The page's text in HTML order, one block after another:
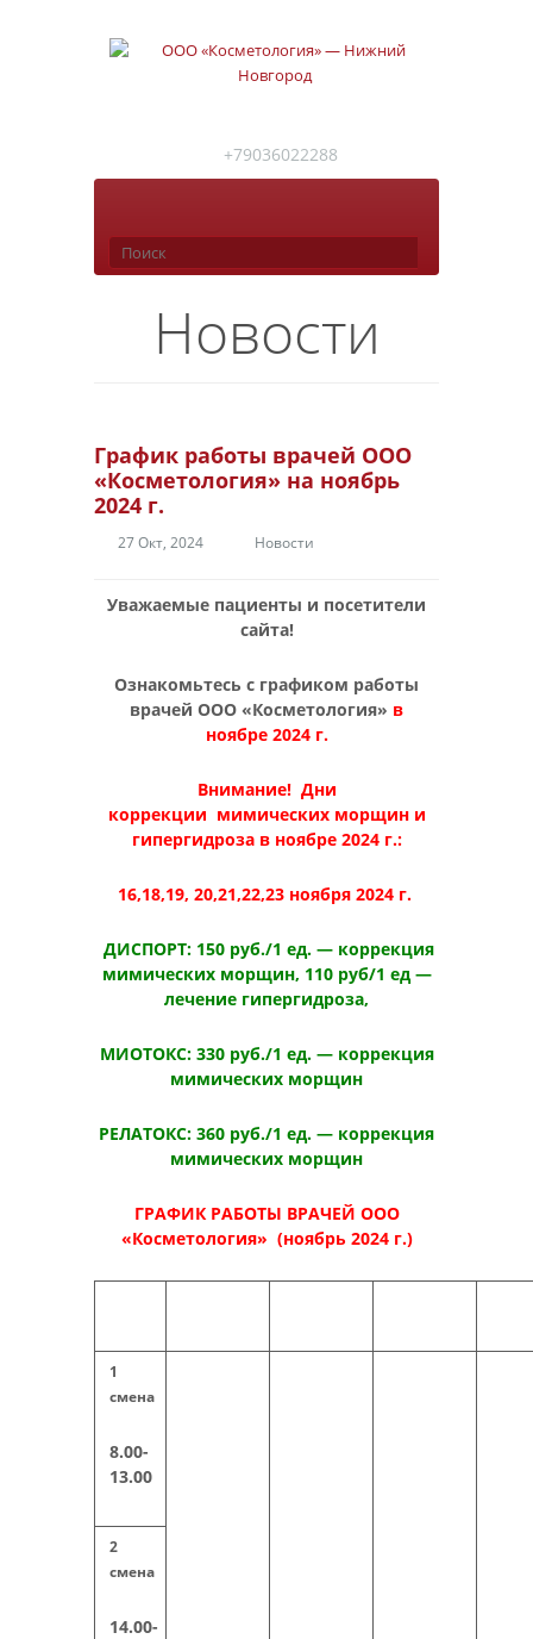
+79036022288
Новости
График работы врачей ООО
«Косметология» на ноябрь
2024 г.
27 Окт, 2024 Новости
Уважаемые пациенты и посетители
сайта!
Ознакомьтесь с графиком работы
врачей ООО «Косметология» в
ноябре 2024 г.
Внимание! Дни
коррекции мимических морщин и
гипергидроза в ноябре 2024 г.:
16,18,19, 20,21,22,23 ноября 2024 г.
ДИСПОРТ: 150 руб./1 ед. — коррекция
мимических морщин, 110 руб/1 ед —
лечение гипергидроза,
МИОТОКС: 330 руб./1 ед. — коррекция
мимических морщин
РЕЛАТОКС: 360 руб./1 ед. — коррекция
мимических морщин
ГРАФИК РАБОТЫ ВРАЧЕЙ ООО
«Косметология» (ноябрь 2024 г.)
1
смена
8.00-
13.00
2
смена
14.00-